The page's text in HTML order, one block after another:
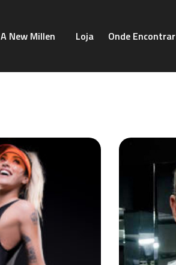
A New Millen Loja Onde Encontrar